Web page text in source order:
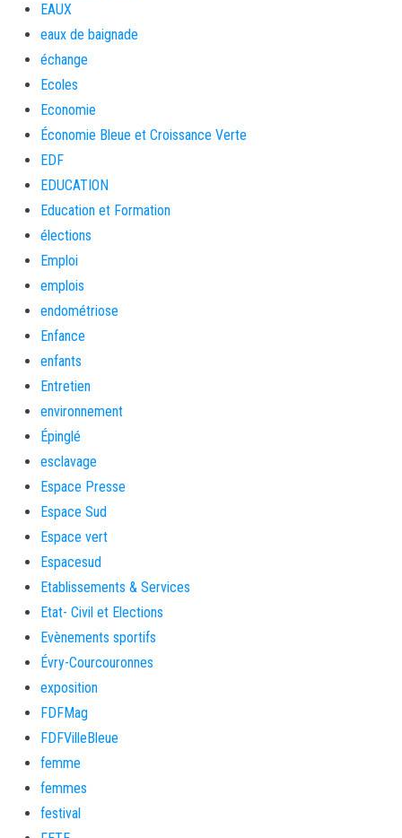
EAUX
eaux de baignade
échange
Ecoles
Economie
Économie Bleue et Croissance Verte
EDF
EDUCATION
Education et Formation
élections
Emploi
emplois
endométriose
Enfance
enfants
Entretien
environnement
Épinglé
esclavage
Espace Presse
Espace Sud
Espace vert
Espacesud
Etablissements & Services
Etat- Civil et Elections
Evènements sportifs
Évry-Courcouronnes
exposition
FDFMag
FDFVilleBleue
femme
femmes
festival